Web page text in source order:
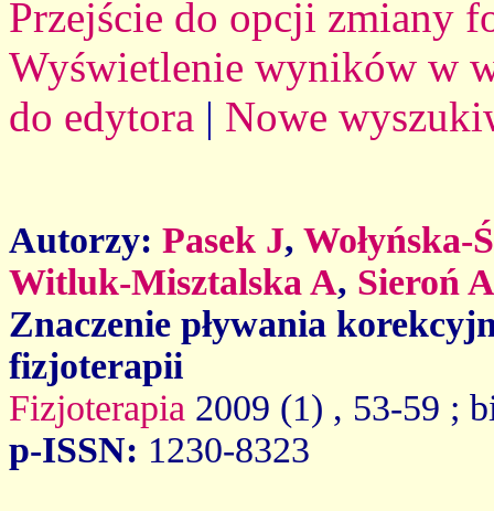
Przejście do opcji zmiany
Wyświetlenie wyników w
do edytora | Nowe
Autorzy: Pasek J, Wołyńska-
Witluk-Misztalska A, Sieroń A
Znaczenie pływania
fizjoterapii
Fizjoterapia 2009 (1) , 53-59 ;
p-ISSN: 1230-8323